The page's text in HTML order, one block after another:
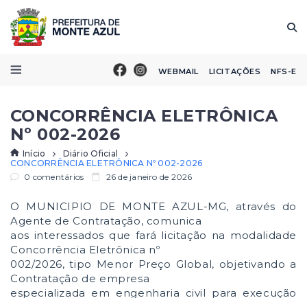
WEBMAIL LICITAÇÕES NFS-E
CONCORRÊNCIA ELETRÔNICA
Nº 002-2026
Início
Diário Oficial
CONCORRÊNCIA ELETRÔNICA Nº 002-2026
0 comentários
26 de janeiro de 2026
O MUNICIPIO DE MONTE AZUL-MG, através do
Agente de Contratação, comunica
aos interessados que fará licitação na modalidade
Concorrência Eletrônica nº
002/2026, tipo Menor Preço Global, objetivando a
Contratação de empresa
especializada em engenharia civil para execução